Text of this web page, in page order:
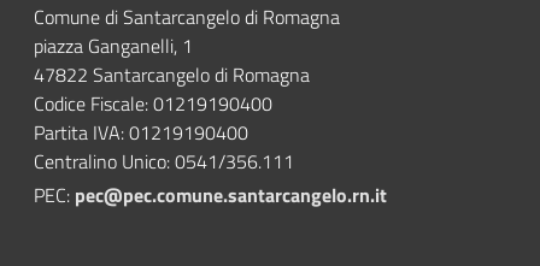
Comune di Santarcangelo di Romagna
piazza Ganganelli, 1
47822 Santarcangelo di Romagna
Codice Fiscale: 01219190400
Partita IVA: 01219190400
Centralino Unico: 0541/356.111
PEC: pec@pec.comune.santarcangelo.rn.it